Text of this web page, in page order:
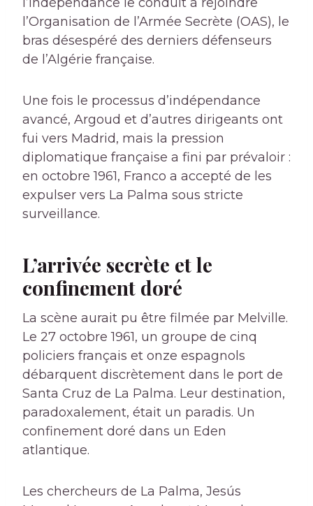
l’indépendance le conduit à rejoindre
l’Organisation de l’Armée Secrète (OAS), le
bras désespéré des derniers défenseurs
de l’Algérie française.
Une fois le processus d’indépendance
avancé, Argoud et d’autres dirigeants ont
fui vers Madrid, mais la pression
diplomatique française a fini par prévaloir :
en octobre 1961, Franco a accepté de les
expulser vers La Palma sous stricte
surveillance.
L’arrivée secrète et le
confinement doré
La scène aurait pu être filmée par Melville.
Le 27 octobre 1961, un groupe de cinq
policiers français et onze espagnols
débarquent discrètement dans le port de
Santa Cruz de La Palma. Leur destination,
paradoxalement, était un paradis. Un
confinement doré dans un Eden
atlantique.
Les chercheurs de La Palma, Jesús